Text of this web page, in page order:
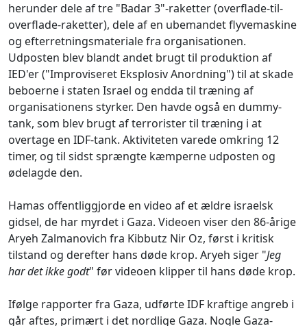
herunder dele af tre "Badar 3"-raketter (overflade-til-
overflade-raketter), dele af en ubemandet flyvemaskine
og efterretningsmateriale fra organisationen.
Udposten blev blandt andet brugt til produktion af
IED'er ("Improviseret Eksplosiv Anordning") til at skade
beboerne i staten Israel og endda til træning af
organisationens styrker. Den havde også en dummy-
tank, som blev brugt af terrorister til træning i at
overtage en IDF-tank. Aktiviteten varede omkring 12
timer, og til sidst sprængte kæmperne udposten og
ødelagde den.
Hamas offentliggjorde en video af et ældre israelsk
gidsel, de har myrdet i Gaza. Videoen viser den 86-årige
Aryeh Zalmanovich fra Kibbutz Nir Oz, først i kritisk
tilstand og derefter hans døde krop. Aryeh siger "Jeg
har det ikke godt" før videoen klipper til hans døde krop.
Ifølge rapporter fra Gaza, udførte IDF kraftige angreb i
går aftes, primært i det nordlige Gaza. Nogle Gaza-